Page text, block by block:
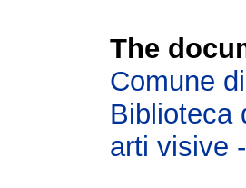
The
Comune
Biblioteca
arti visive